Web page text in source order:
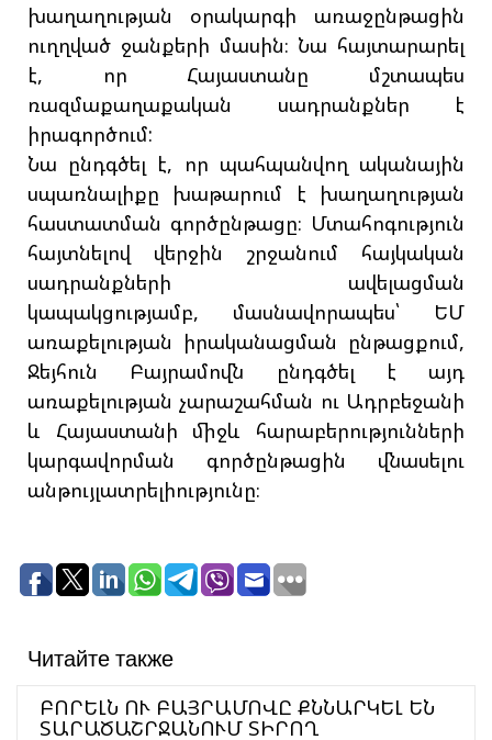
խաղաղության օրակարգի առաջընթացին
ուղղված ջանքերի մասին։ Նա հայտարարել
է, որ Հայաստանը մշտապես
ռազմաքաղաքական սադրանքներ է
իրագործում:
Նա ընդգծել է, որ պահպանվող ականային
սպառնալիքը խաթարում է խաղաղության
հաստատման գործընթացը։ Մտահոգություն
հայտնելով վերջին շրջանում հայկական
սադրանքների ավելացման
կապակցությամբ, մասնավորապես՝ ԵՄ
առաքելության իրականացման ընթացքում,
Ջեյհուն Բայրամովն ընդգծել է այդ
առաքելության չարաշահման ու Ադրբեջանի
և Հայաստանի միջև հարաբերությունների
կարգավորման գործընթացին վնասելու
անթույլատրելիությունը։
Читайте также
ԲՈՐԵԼՆ ՈՒ ԲԱՅՐԱՄՈՎԸ ՔՆՆԱՐԿԵԼ ԵՆ
ՏԱՐԱԾԱՇՐՋԱՆՈՒՄ ՏԻՐՈՂ